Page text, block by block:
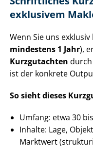
exklusivem
Wenn Sie uns
mindestens 1 Jahr),
Kurzgutachten durch
ist der konkrete
So sieht dieses
Umfang: etwa 30
Inhalte: Lage,
Marktwert